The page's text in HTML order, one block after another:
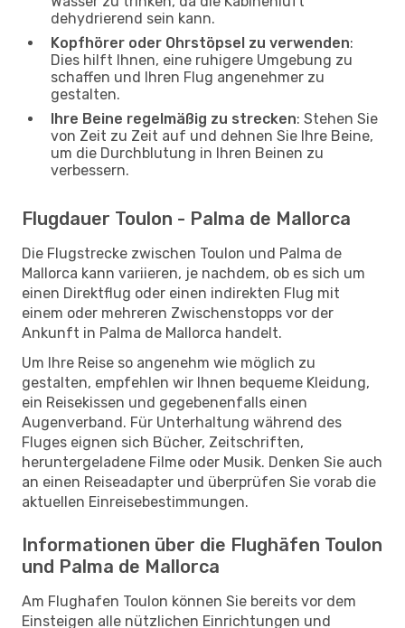
dehydrierend sein kann.
Kopfhörer oder Ohrstöpsel zu verwenden:
Dies hilft Ihnen, eine ruhigere Umgebung zu
schaffen und Ihren Flug angenehmer zu
gestalten.
Ihre Beine regelmäßig zu strecken: Stehen Sie
von Zeit zu Zeit auf und dehnen Sie Ihre Beine,
um die Durchblutung in Ihren Beinen zu
verbessern.
Flugdauer Toulon - Palma de Mallorca
Die Flugstrecke zwischen Toulon und Palma de
Mallorca kann variieren, je nachdem, ob es sich um
einen Direktflug oder einen indirekten Flug mit
einem oder mehreren Zwischenstopps vor der
Ankunft in Palma de Mallorca handelt.
Um Ihre Reise so angenehm wie möglich zu
gestalten, empfehlen wir Ihnen bequeme Kleidung,
ein Reisekissen und gegebenenfalls einen
Augenverband. Für Unterhaltung während des
Fluges eignen sich Bücher, Zeitschriften,
heruntergeladene Filme oder Musik. Denken Sie auch
an einen Reiseadapter und überprüfen Sie vorab die
aktuellen Einreisebestimmungen.
Informationen über die Flughäfen Toulon
und Palma de Mallorca
Am Flughafen Toulon können Sie bereits vor dem
Einsteigen alle nützlichen Einrichtungen und